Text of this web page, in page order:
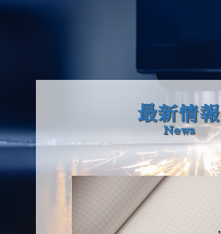
最新情報
News